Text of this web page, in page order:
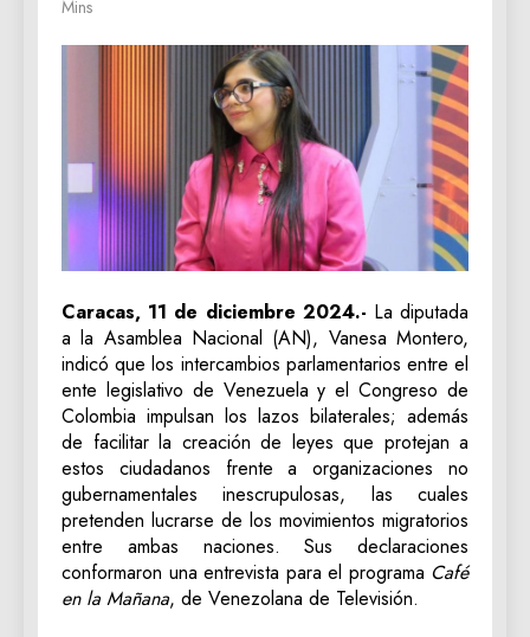
Mins
Caracas, 11 de diciembre 2024.- La diputada
a la Asamblea Nacional (AN), Vanesa Montero,
indicó que los intercambios parlamentarios entre el
ente legislativo de Venezuela y el Congreso de
Colombia impulsan los lazos bilaterales; además
de facilitar la creación de leyes que protejan a
estos ciudadanos frente a organizaciones no
gubernamentales inescrupulosas, las cuales
pretenden lucrarse de los movimientos migratorios
entre ambas naciones. Sus declaraciones
conformaron una entrevista para el programa Café
en la Mañana, de Venezolana de Televisión.